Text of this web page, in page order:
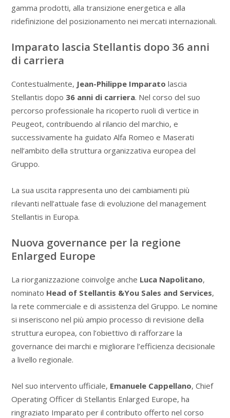
gamma prodotti, alla transizione energetica e alla
ridefinizione del posizionamento nei mercati internazionali.
Imparato lascia Stellantis dopo 36 anni
di carriera
Contestualmente, Jean-Philippe Imparato lascia
Stellantis dopo 36 anni di carriera. Nel corso del suo
percorso professionale ha ricoperto ruoli di vertice in
Peugeot, contribuendo al rilancio del marchio, e
successivamente ha guidato Alfa Romeo e Maserati
nell’ambito della struttura organizzativa europea del
Gruppo.
La sua uscita rappresenta uno dei cambiamenti più
rilevanti nell’attuale fase di evoluzione del management
Stellantis in Europa.
Nuova governance per la regione
Enlarged Europe
La riorganizzazione coinvolge anche Luca Napolitano,
nominato Head of Stellantis &You Sales and Services,
la rete commerciale e di assistenza del Gruppo. Le nomine
si inseriscono nel più ampio processo di revisione della
struttura europea, con l’obiettivo di rafforzare la
governance dei marchi e migliorare l’efficienza decisionale
a livello regionale.
Nel suo intervento ufficiale, Emanuele Cappellano, Chief
Operating Officer di Stellantis Enlarged Europe, ha
ringraziato Imparato per il contributo offerto nel corso